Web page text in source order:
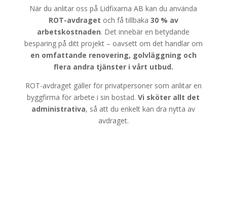
När du anlitar oss på Lidfixarna AB kan du använda
ROT-avdraget och få tillbaka 30 % av
arbetskostnaden. Det innebär en betydande
besparing på ditt projekt – oavsett om det handlar om
en omfattande renovering, golvläggning och
flera andra tjänster i vårt utbud.
ROT-avdraget gäller för privatpersoner som anlitar en
byggfirma för arbete i sin bostad.Vi sköter allt det
administrativa, så att du enkelt kan dra nytta av
avdraget.